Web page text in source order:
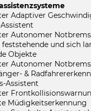
Adaptiver
Autonomer
und sich
Objekte
Autonomer
&
Assistent
Müdigkeitserkennung